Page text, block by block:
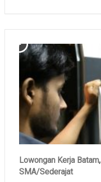
Lowongan Kerja Batam,
SMA/Sederajat